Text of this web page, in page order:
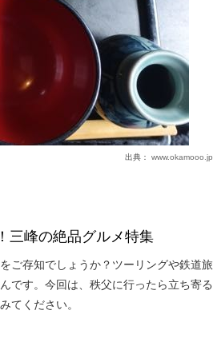
出典： www.okamooo.jp
三峰の絶品グルメ特集
ご存知でしょうか？ツーリングや鉄道旅
です。今回は、秩父に行ったら立ち寄る
てください。